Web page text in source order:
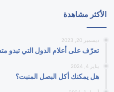
الأكثر مشاهدة
ديسمبر 20, 2023
تعرّف على أعلام الدول التي تبدو
يناير 4, 2024
هل يمكنك أكل البصل المنبت؟